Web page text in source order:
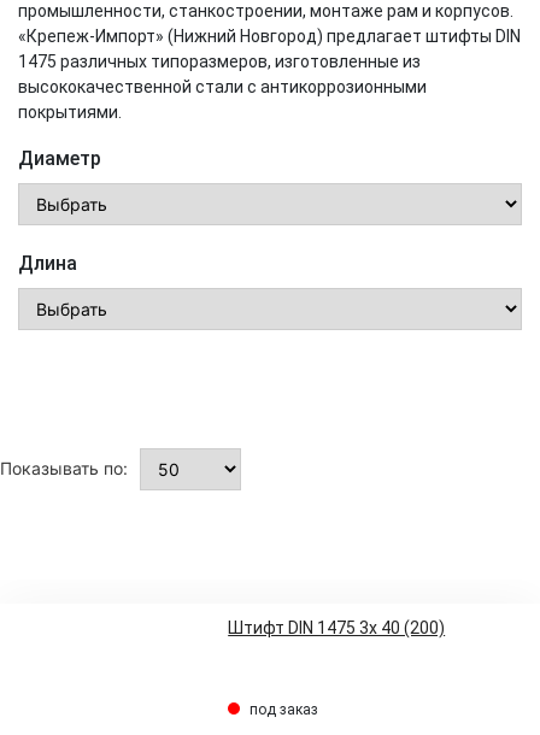
промышленности, станкостроении, монтаже рам и корпусов.
«Крепеж-Импорт» (Нижний Новгород) предлагает штифты DIN
1475 различных типоразмеров, изготовленные из
высококачественной стали с антикоррозионными
покрытиями.
Диаметр
Длина
Показывать по:
Штифт DIN 1475 3x 40 (200)
под заказ